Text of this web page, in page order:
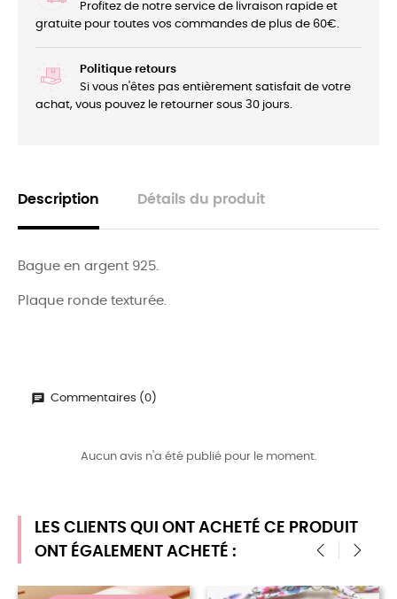
Profitez de notre service de livraison rapide et
gratuite pour toutes vos commandes de plus de 60€.
Politique retours
Si vous n'êtes pas entièrement satisfait de votre
achat, vous pouvez le retourner sous 30 jours.
Description Détails du produit
Bague en argent 925.
Plaque ronde texturée.
Commentaires (0)
Aucun avis n'a été publié pour le moment.
LES CLIENTS QUI ONT ACHETÉ CE PRODUIT
ONT ÉGALEMENT ACHETÉ :
‹ ›